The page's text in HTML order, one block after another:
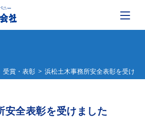
受賞・表彰 > 浜松土木事務所安全表彰を受けま
安全表彰を受けました